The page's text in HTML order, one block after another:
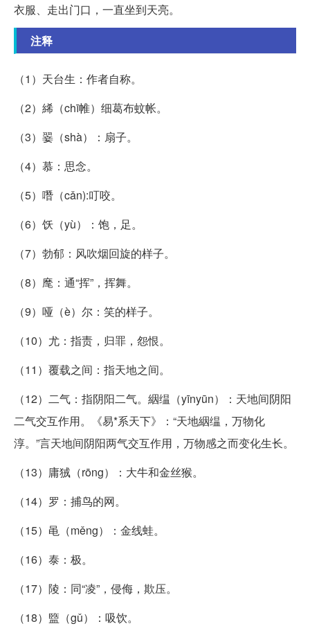
衣服、走出门口，一直坐到天亮。
注释
（1）天台生：作者自称。
（2）絺（chī帷）细葛布蚊帐。
（3）翣（shà）：扇子。
（4）慕：思念。
（5）噆（cǎn):叮咬。
（6）饫（yù）：饱，足。
（7）勃郁：风吹烟回旋的样子。
（8）麾：通“挥”，挥舞。
（9）哑（è）尔：笑的样子。
（10）尤：指责，归罪，怨恨。
（11）覆载之间：指天地之间。
（12）二气：指阴阳二气。絪缊（yīnyūn）：天地间阴阳
二气交互作用。《易*系天下》：“天地絪缊，万物化
淳。”言天地间阴阳两气交互作用，万物感之而变化生长。
（13）庸狨（rōng）：大牛和金丝猴。
（14）罗：捕鸟的网。
（15）黾（měng）：金线蛙。
（16）泰：极。
（17）陵：同“凌”，侵侮，欺压。
（18）盬（gǔ）：吸饮。